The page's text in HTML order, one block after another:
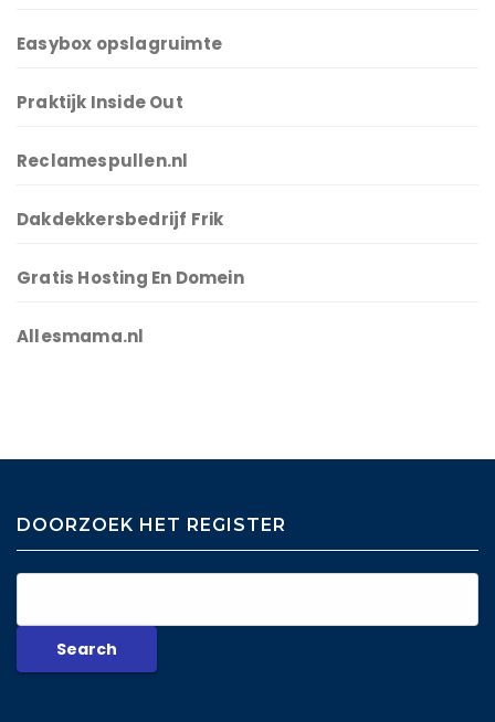
Easybox opslagruimte
Praktijk Inside Out
Reclamespullen.nl
Dakdekkersbedrijf Frik
Gratis Hosting En Domein
Allesmama.nl
DOORZOEK HET REGISTER